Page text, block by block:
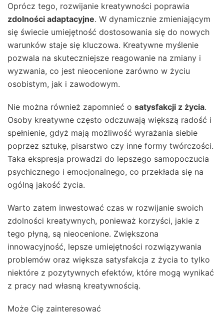
Oprócz tego, rozwijanie kreatywności poprawia
zdolności adaptacyjne. W dynamicznie zmieniającym
się świecie umiejętność dostosowania się do nowych
warunków staje się kluczowa. Kreatywne myślenie
pozwala na skuteczniejsze reagowanie na zmiany i
wyzwania, co jest nieocenione zarówno w życiu
osobistym, jak i zawodowym.
Nie można również zapomnieć o satysfakcji z życia.
Osoby kreatywne często odczuwają większą radość i
spełnienie, gdyż mają możliwość wyrażania siebie
poprzez sztukę, pisarstwo czy inne formy twórczości.
Taka ekspresja prowadzi do lepszego samopoczucia
psychicznego i emocjonalnego, co przekłada się na
ogólną jakość życia.
Warto zatem inwestować czas w rozwijanie swoich
zdolności kreatywnych, ponieważ korzyści, jakie z
tego płyną, są nieocenione. Zwiększona
innowacyjność, lepsze umiejętności rozwiązywania
problemów oraz większa satysfakcja z życia to tylko
niektóre z pozytywnych efektów, które mogą wynikać
z pracy nad własną kreatywnością.
Może Cię zainteresować